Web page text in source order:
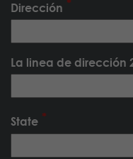
Dirección
La linea de dirección
State